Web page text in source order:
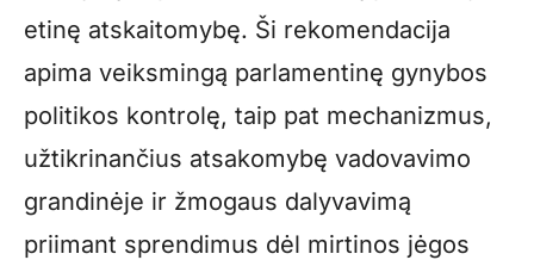
etinę atskaitomybę. Ši rekomendacija
apima veiksmingą parlamentinę gynybos
politikos kontrolę, taip pat mechanizmus,
užtikrinančius atsakomybę vadovavimo
grandinėje ir žmogaus dalyvavimą
priimant sprendimus dėl mirtinos jėgos